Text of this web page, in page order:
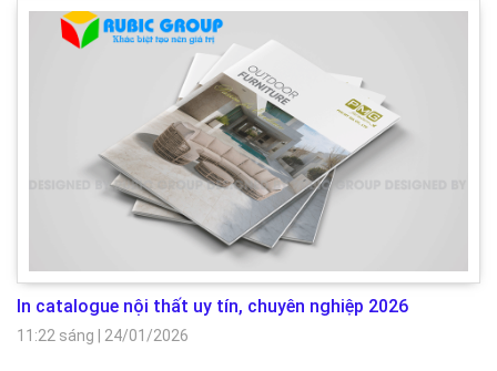
In catalogue nội thất uy tín, chuyên nghiệp 2026
11:22 sáng | 24/01/2026